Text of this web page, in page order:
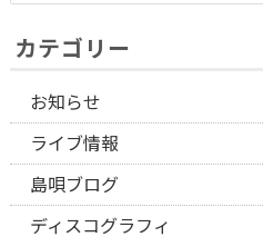
カテゴリー
お知らせ
ライブ情報
島唄ブログ
ディスコグラフィ